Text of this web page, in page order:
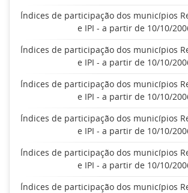
Índices de participação dos municípios
e IPI - a partir de 10/10/
Índices de participação dos municípios
e IPI - a partir de 10/10/
Índices de participação dos municípios
e IPI - a partir de 10/10/
Índices de participação dos municípios
e IPI - a partir de 10/10/
Índices de participação dos municípios
e IPI - a partir de 10/10/
Índices de participação dos municípios